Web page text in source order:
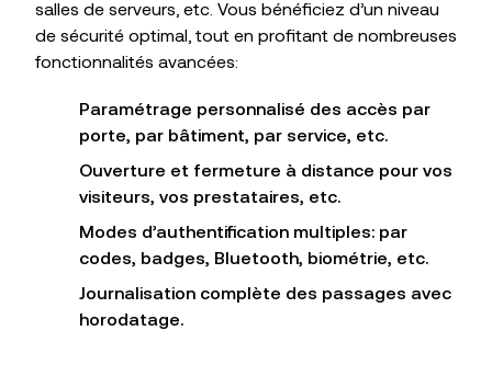
salles de serveurs, etc. Vous bénéficiez d’un niveau
de sécurité optimal, tout en profitant de nombreuses
fonctionnalités avancées:
Paramétrage personnalisé des accès par
porte, par bâtiment, par service, etc.
Ouverture et fermeture à distance pour vos
visiteurs, vos prestataires, etc.
Modes d’authentification multiples: par
codes, badges, Bluetooth, biométrie, etc.
Journalisation complète des passages avec
horodatage.